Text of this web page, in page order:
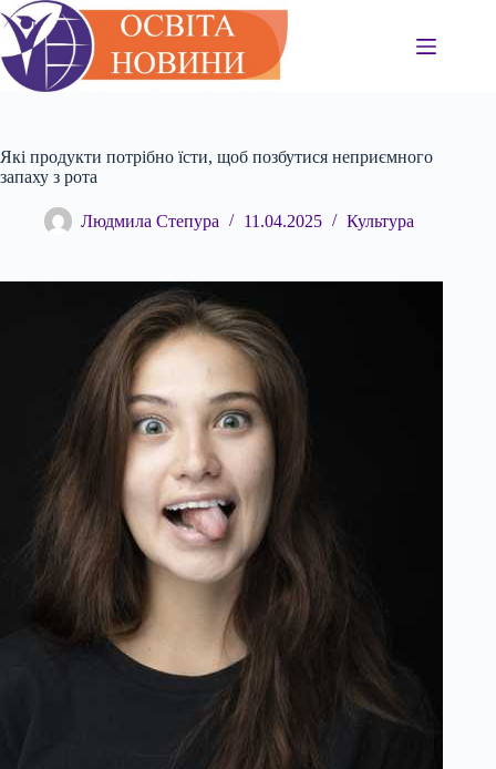
Перейти
до
вмісту
Які продукти потрібно їсти, щоб позбутися неприємного
запаху з рота
Людмила Степура 11.04.2025 Культура